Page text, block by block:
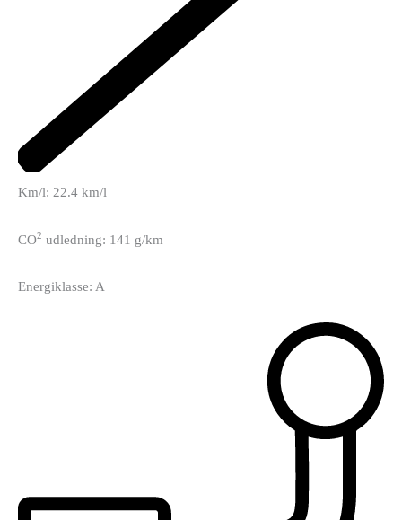
Km/l: 22.4 km/l
CO2 udledning: 141 g/km
Energiklasse: A